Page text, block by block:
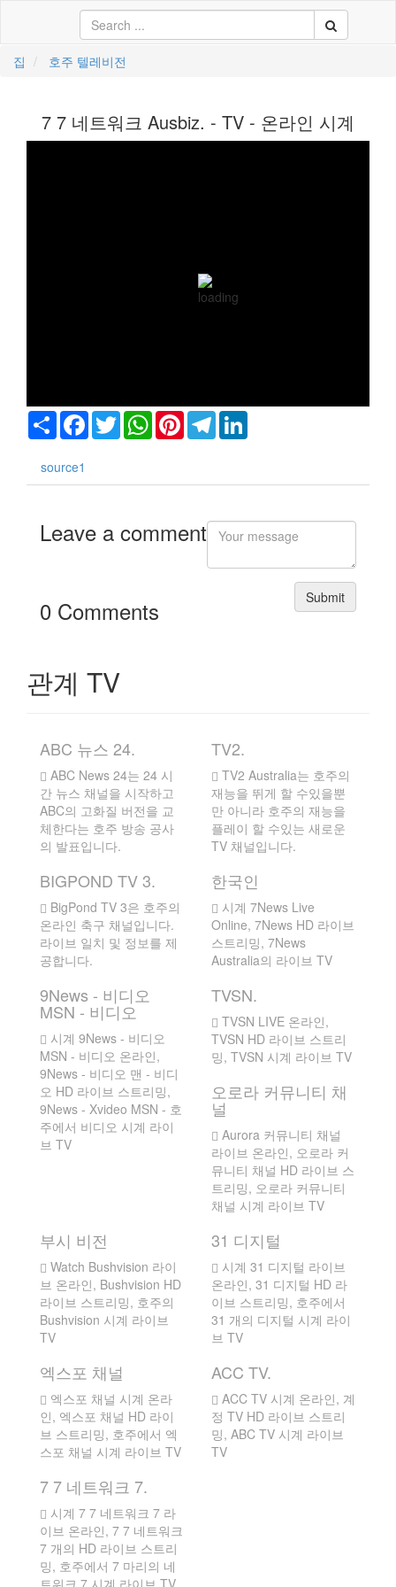
집 호주 텔레비전
7 7 네트워크 Ausbiz. - TV - 온라인 시계
Share Facebook
TwitterWhatsAppPinterestTelegram
source1
Leave a comment
Submit
0 Comments
관계 TV
ABC 뉴스 24.
ABC News 24는 24 시
간 뉴스 채널을 시작하고
ABC의 고화질 버전을 교
체한다는 호주 방송 공사
의 발표입니다.
TV2.
TV2 Australia는 호주의
재능을 뛰게 할 수있을뿐
만 아니라 호주의 재능을
플레이 할 수있는 새로운
TV 채널입니다.
BIGPOND TV 3.
BigPond TV 3은 호주의
온라인 축구 채널입니다.
라이브 일치 및 정보를 제
공합니다.
한국인
시계 7News Live
Online, 7News HD 라이브
스트리밍, 7News
Australia의 라이브 TV
9News - 비디오
MSN - 비디오
시계 9News - 비디오
MSN - 비디오 온라인,
9News - 비디오 맨 - 비디
오 HD 라이브 스트리밍,
9News - Xvideo MSN - 호
주에서 비디오 시계 라이
브 TV
TVSN.
TVSN LIVE 온라인,
TVSN HD 라이브 스트리
밍, TVSN 시계 라이브 TV
오로라 커뮤니티 채
널
Aurora 커뮤니티 채널
라이브 온라인, 오로라 커
뮤니티 채널 HD 라이브 스
트리밍, 오로라 커뮤니티
채널 시계 라이브 TV
부시 비전
Watch Bushvision 라이
브 온라인, Bushvision HD
라이브 스트리밍, 호주의
Bushvision 시계 라이브
TV
31 디지털
시계 31 디지털 라이브
온라인, 31 디지털 HD 라
이브 스트리밍, 호주에서
31 개의 디지털 시계 라이
브 TV
엑스포 채널
엑스포 채널 시계 온라
인, 엑스포 채널 HD 라이
브 스트리밍, 호주에서 엑
스포 채널 시계 라이브 TV
ACC TV.
ACC TV 시계 온라인, 계
정 TV HD 라이브 스트리
밍, ABC TV 시계 라이브
TV
7 7 네트워크 7.
시계 7 7 네트워크 7 라
이브 온라인, 7 7 네트워크
7 개의 HD 라이브 스트리
밍, 호주에서 7 마리의 네
트워크 7 시계 라이브 TV